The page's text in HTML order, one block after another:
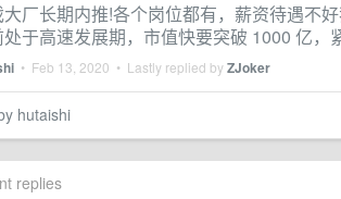
厂长期内推!各个岗位都有，薪资待遇不
于高速发展期，市值快要突破 1000 亿，
• Feb 13, 2020 • Lastly replied byZJoker
hutaishi
replies